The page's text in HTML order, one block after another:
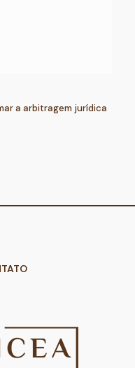
a arbitragem jurídica